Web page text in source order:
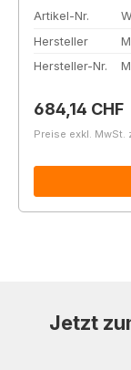
Artikel-Nr.
Hersteller
Hersteller-Nr.
Regulärer
684,14 CHF
Preise exkl. MwSt.
Jetzt